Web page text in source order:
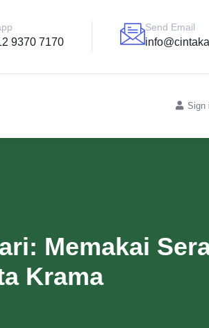
9370 7170
Send Email
Sign
Memakai
Krama